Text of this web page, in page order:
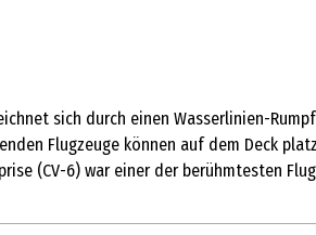
sich durch einen Wasserlinien-
Flugzeuge können auf dem Deck
(CV-6) war einer der berühmtesten